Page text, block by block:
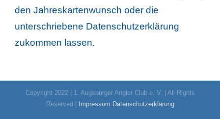
den Jahreskartenwunsch oder die
unterschriebene Datenschutzerklärung
zukommen lassen.
Copyright 2022 | 1. Augsburger Angler Club e. V. | All Rights
Reserved |
Impressum Datenschutzerklärung